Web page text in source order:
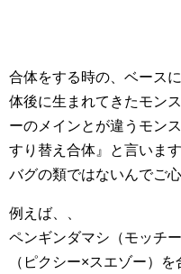
合体をする時の、ベース
体後に生まれてきたモン
ーのメインとが違うモン
すり替え合体』と言います
バグの類ではないんでご
例えば、、
ペンギンダマシ（モッチ
（ピクシー×スエゾー）